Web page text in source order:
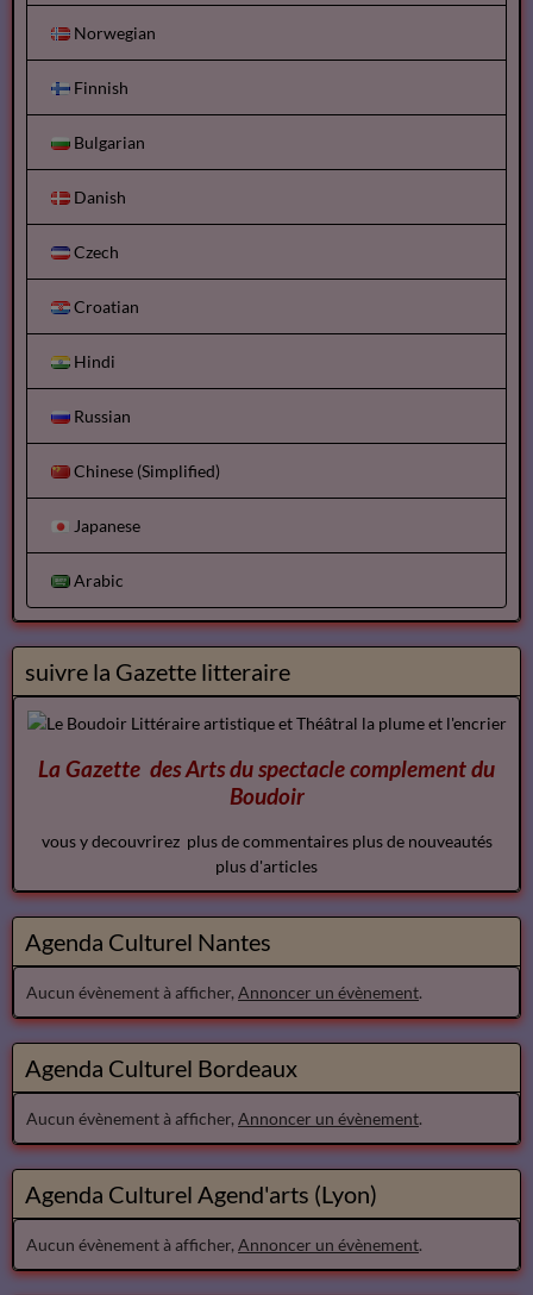
Norwegian
Finnish
Bulgarian
Danish
Czech
Croatian
Hindi
Russian
Chinese (Simplified)
Japanese
Arabic
suivre la Gazette litteraire
La Gazette des Arts du spectaclecomplementdu
Boudoir
vous y decouvrirez plus de commentaires plus de nouveautés
plus d'articles
Agenda Culturel Nantes
Aucun évènement à afficher,Annoncer un évènement.
Agenda Culturel Bordeaux
Aucun évènement à afficher,Annoncer un évènement.
Agenda Culturel Agend'arts (Lyon)
Aucun évènement à afficher,Annoncer un évènement.